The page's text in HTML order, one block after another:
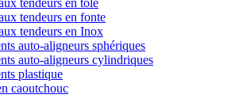
tendeurs en fonte
tendeurs en Inox
auto-aligneurs sphériques
auto-aligneurs cylindriques
plastique
caoutchouc